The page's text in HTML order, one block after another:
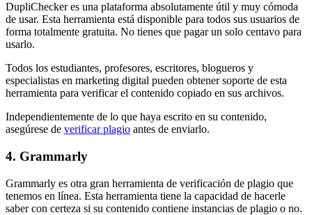
DupliChecker es una plataforma absolutamente útil y muy cómoda
de usar. Esta herramienta está disponible para todos sus usuarios de
forma totalmente gratuita. No tienes que pagar un solo centavo para
usarlo.
Todos los estudiantes, profesores, escritores, blogueros y
especialistas en marketing digital pueden obtener soporte de esta
herramienta para verificar el contenido copiado en sus archivos.
Independientemente de lo que haya escrito en su contenido,
asegúrese de verificar plagio antes de enviarlo.
4. Grammarly
Grammarly es otra gran herramienta de verificación de plagio que
tenemos en línea. Esta herramienta tiene la capacidad de hacerle
saber con certeza si su contenido contiene instancias de plagio o no.